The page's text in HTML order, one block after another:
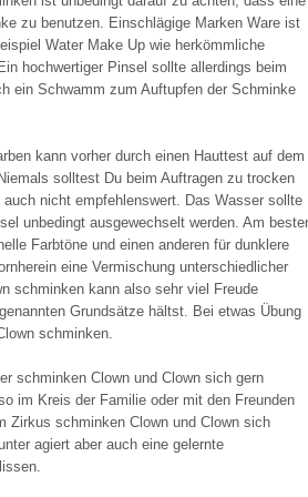
zu benutzen. Einschlägige Marken Ware ist
Water Make Up wie herkömmliche
hochwertiger Pinsel sollte allerdings beim
ein Schwamm zum Auftupfen der Schminke
kann vorher durch einen Hauttest auf dem
solltest Du beim Auftragen zu trocken
nicht empfehlenswert. Das Wasser sollte
unbedingt ausgewechselt werden. Am
Farbtöne und einen anderen für dunklere
eine Vermischung unterschiedlicher
schminken kann also sehr viel Freude
Grundsätze hältst. Bei etwas Übung
schminken.
schminken Clown und Clown sich gern
im Kreis der Familie oder mit den Freunden
Zirkus schminken Clown und Clown sich
agiert aber auch eine gelernte